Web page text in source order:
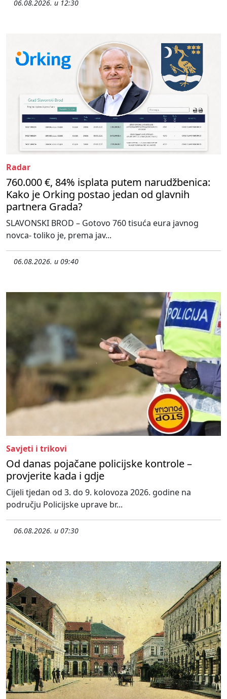
06.08.2026. u 12:30
Radar
760.000 €, 84% isplata putem narudžbenica:
Kako je Orking postao jedan od glavnih
partnera Grada?
SLAVONSKI BROD – Gotovo 760 tisuća eura javnog
novca- toliko je, prema jav...
06.08.2026. u 09:40
Savjeti i trikovi
Od danas pojačane policijske kontrole –
provjerite kada i gdje
Cijeli tjedan od 3. do 9. kolovoza 2026. godine na
području Policijske uprave br...
06.08.2026. u 07:30